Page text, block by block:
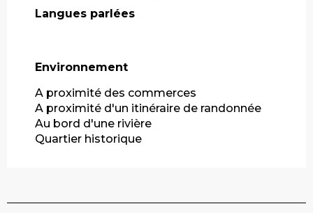
Langues parlées
Langues parlées
Environnement
Environnement
A proximité des commerces
A proximité d'un itinéraire de randonnée
Au bord d'une rivière
Quartier historique